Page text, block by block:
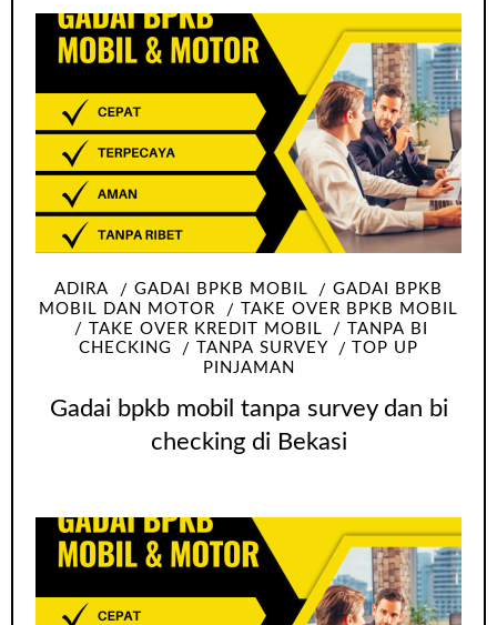
ADIRA GADAI BPKB MOBIL
GADAI BPKB
MOBIL DAN MOTOR
TAKE OVER BPKB MOBIL
TAKE OVER KREDIT MOBIL
TANPA BI
CHECKING
TANPA SURVEY
TOP UP
PINJAMAN
Gadai bpkb mobil tanpa survey dan bi
checking di Bekasi